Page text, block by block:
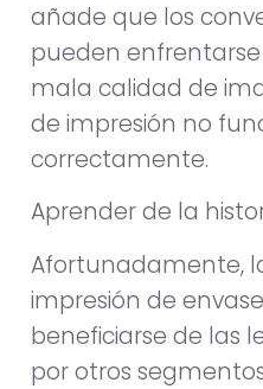
añade que los
pueden
mala calidad de
de impresión no
correctamente.
Aprender de la
Afortunadamente,
impresión de
beneficiarse de las
por otros